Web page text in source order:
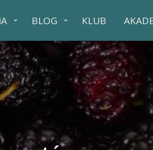
BLOG KLUB